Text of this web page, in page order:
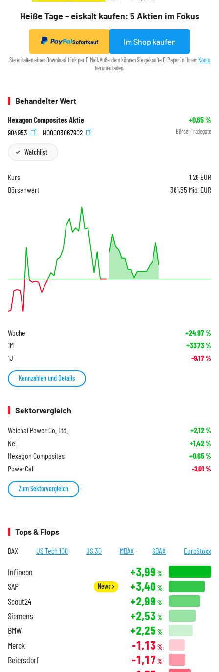
Heiße Tage – eiskalt kaufen: 5 Aktien im Fokus
Sofortkauf Im Shop kaufen
Sie erhalten einen Download-Link per E-Mail. Außerdem können Sie gekaufte E-Paper in Ihrem Konto
herunterladen.
Behandelter Wert
Hexagon Composites Aktie +0,65%
904953
NO0003067902 Börse: Tradegate
Watchlist
Kurs 1,26 EUR
Börsenwert
361,55 Mio. EUR
Woche +24,97%
1M +33,73%
1J -9,17%
Kennzahlen und Details
Sektorvergleich
Weichai Power Co. Ltd. +2,12%
Nel +1,42%
Hexagon Composites +0,65%
PowerCell -2,01 %
Zum Sektorvergleich
Tops & Flops
DAX US Tech 100 US 30 MDAX SDAX EuroStoxx
Infineon +3,99 %
SAP News +3,40 %
Scout24 +2,99 %
Siemens +2,53 %
BMW +2,25 %
Merck -1,13 %
Beiersdorf -1,17 %